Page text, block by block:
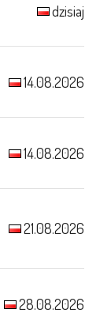
dzisiaj
14.08.2026
14.08.2026
21.08.2026
28.08.2026